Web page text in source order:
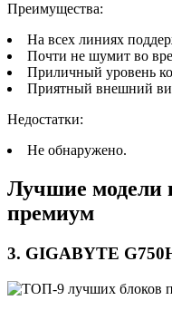
Преимущества:
На всех линиях
Почти не шумит во
Приличный уровень
Приятный внешний
Недостатки:
Не обнаружено.
Лучшие модели
премиум
3. GIGABYTE